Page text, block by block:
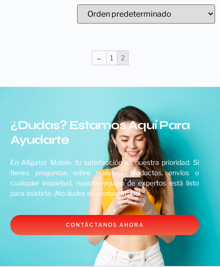
← 1 2
¿Dudas? Estamos Aquí Para
Ayudarte
En Alligator Mobile, tu satisfacción es nuestra prioridad. Si
tienes preguntas sobre nuestros productos, envíos o
cualquier inquietud, nuestro equipo de expertos está listo
para asistirte. ¡No dudes en contactarnos!
CONTÁCTANOS AHORA